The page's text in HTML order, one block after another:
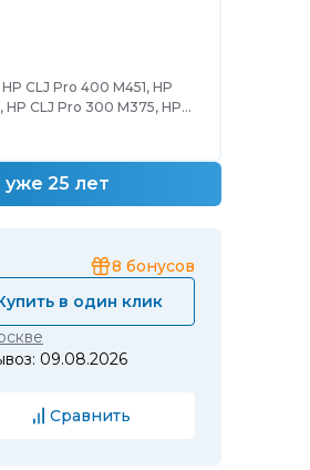
CLJ Pro 400 M451, HP
HP CLJ Pro 300 M375, HP
25 лет
8 бонусов
в один клик
09.08.2026
Сравнить